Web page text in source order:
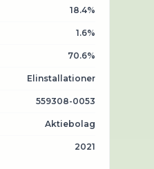
18.4%
1.6%
70.6%
Elinstallationer
559308-0053
Aktiebolag
2021